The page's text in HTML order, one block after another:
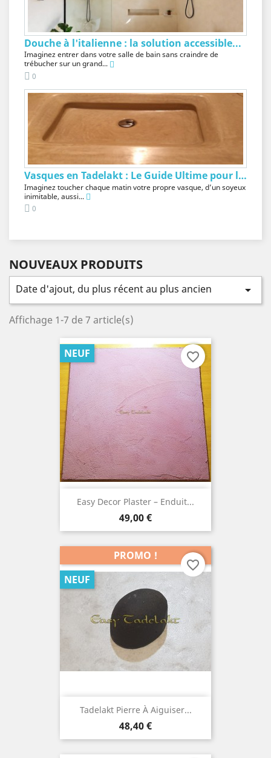
Douche à l'italienne : la solution accessible...
Imaginez entrer dans votre salle de bain sans craindre de
trébucher sur un grand...
0
Vasques en Tadelakt : Le Guide Ultime pour les...
Imaginez toucher chaque matin votre propre vasque, d’un soyeux
inimitable, aussi...
0
NOUVEAUX PRODUITS
Date d'ajout, du plus récent au plus ancien 
Affichage 1-7 de 7 article(s)
Easy Decor Plaster – Enduit...
Prix
49,00 €
NEUF favorite_border
Tadelakt Pierre À Aiguiser...
Prix
48,40 €
PROMO !
NEUF
favorite_border